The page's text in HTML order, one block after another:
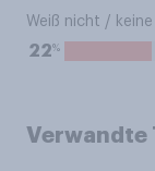
Weiß nicht /
22%
Verwandte